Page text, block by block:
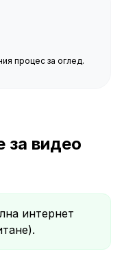
процес за оглед.
за видео
интернет